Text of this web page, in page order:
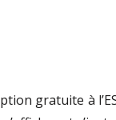
gratuite à